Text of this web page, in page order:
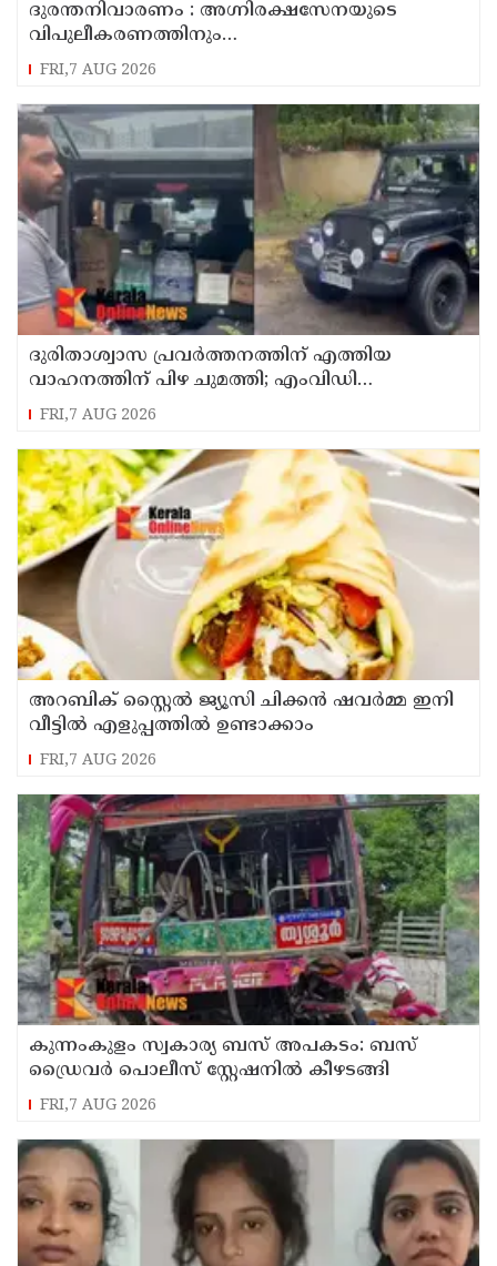
ദുരന്തനിവാരണം : അഗ്നിരക്ഷസേനയുടെ
വിപുലീകരണത്തിനും
ആധുനികവത്കരണത്തിനുമായി 64.21 കോടി
FRI,7 AUG 2026
ദുരിതാശ്വാസ പ്രവർത്തനത്തിന് എത്തിയ
വാഹനത്തിന് പിഴ ചുമത്തി; എംവിഡി
ഉദ്യോഗസ്ഥന് സസ്പെൻഷൻ
FRI,7 AUG 2026
അറബിക് സ്റ്റൈൽ ജ്യൂസി ചിക്കൻ ഷവർമ്മ ഇനി
വീട്ടിൽ എളുപ്പത്തിൽ ഉണ്ടാക്കാം
FRI,7 AUG 2026
കുന്നംകുളം സ്വകാര്യ ബസ് അപകടം: ബസ്
ഡ്രൈവർ പൊലീസ് സ്റ്റേഷനിൽ കീഴടങ്ങി
FRI,7 AUG 2026